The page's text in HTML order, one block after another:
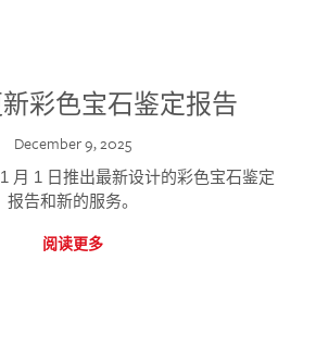
新彩色宝石鉴定报告
December 9, 2025
月 1 日推出最新设计的彩色宝石鉴定
报告和新的服务。
阅读更多